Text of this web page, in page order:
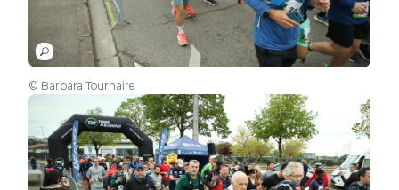
© Barbara Tournaire